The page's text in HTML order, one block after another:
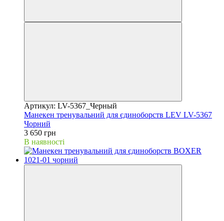
Артикул: LV-5367_Черный
Манекен тренувальний для єдиноборств LEV LV-5367
Чорний
3 650 грн
В наявності